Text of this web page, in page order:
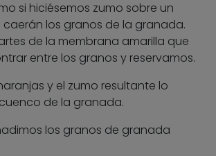
si hiciésemos zumo sobre un
los granos de la granada.
de la membrana amarilla que
entre los granos y reservamos.
y el zumo resultante lo
de la granada.
los granos de granada